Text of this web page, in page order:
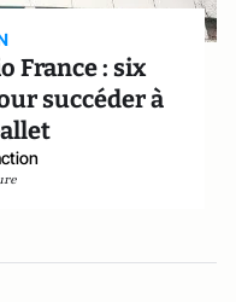
France : six
succéder à